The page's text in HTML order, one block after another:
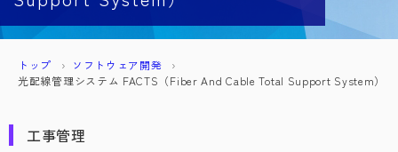
トップ
ソフトウェア開発
光配線管理システム FACTS（Fiber And Cable Total Support System）
工事管理